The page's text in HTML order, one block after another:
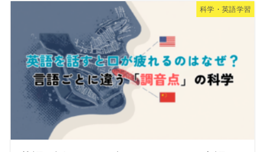
科学・英語学習